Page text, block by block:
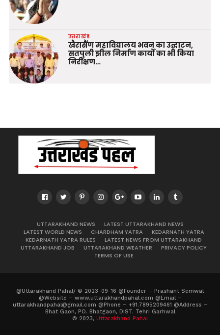
उत्तराखंड
खैरासैंण महाविद्यालय भवन का उद्घाटन,
सतपुली झील निर्माण कार्यों का भी किया
निरीक्षण…
UTTARAKHAND NEWS
LATEST UTTARAKHAND NEWS
LATEST WORLD NEWS
CHARDHAM YATRA
KEDARNATH YATRA
KEDARNATH YATRA RULES
LATEST NEWS FROM UTTARAKHAND
UTTARAKHAND JOB
UTTARAKHAND WEATHER
PRIVACY POLICY
TERMS OF USE
@Uttarakhand Pahal/ © 2023-09-16 @Founder – Prashant Semwal
@Website – www.uttarakhandpahal.com @Email –
uttarakhandpahal@gmail.com @Phone – +91.7895209461 @Address –
Bhat Gaon, PO. Bhatgaon, DIST. Tehri Garhwal
© 2023, Uttarakhand Pahal